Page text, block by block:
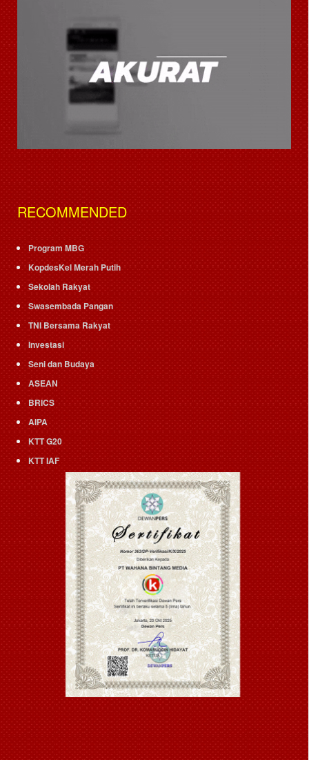
RECOMMENDED
Program MBG
KopdesKel Merah Putih
Sekolah Rakyat
Swasembada Pangan
TNI Bersama Rakyat
Investasi
Seni dan Budaya
ASEAN
BRICS
AIPA
KTT G20
KTT IAF